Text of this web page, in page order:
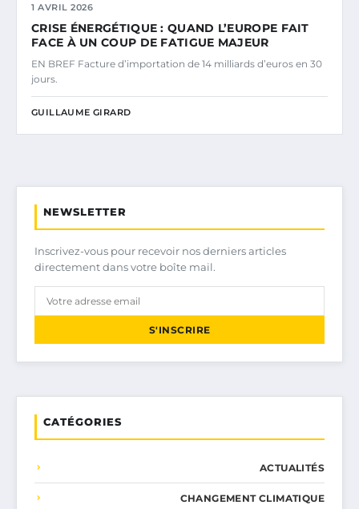
1 AVRIL 2026
CRISE ÉNERGÉTIQUE : QUAND L’EUROPE FAIT
FACE À UN COUP DE FATIGUE MAJEUR
EN BREF Facture d’importation de 14 milliards d’euros en 30
jours.
GUILLAUME GIRARD
NEWSLETTER
Inscrivez-vous pour recevoir nos derniers articles
directement dans votre boîte mail.
S'INSCRIRE
CATÉGORIES
ACTUALITÉS
CHANGEMENT CLIMATIQUE